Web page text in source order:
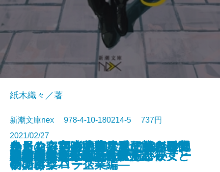
夜空に泳ぐチョコレートグラミー
リバース＆リバース
少しぐらいの嘘は大目に―向田邦
子の言葉―
野の春―流転の海 第九部―
からくり写楽―蔦屋重三郎、最後
の賭け―
地球星人
愛さずにはいられない
絹と明察
さよならの言い方なんて知らな
い。5
残業のあと、朝焼けに佇む彼女と
紙木織々／著
新潮文庫nex 978-4-10-180214-5 737円
2021/02/27
文庫電子書籍あり
いっちみち―乃南アサ短編傑作選
―
生きるとか死ぬとか父親とか
春待ち雑貨店 ぷらんたん
結婚のためなら死んでもいい
鳥居の密室―世界にただひとりの
サンタクロース―
わたし、定時で帰ります。2―打
倒！パワハラ企業編―
富山地方鉄道殺人事件
出版禁止 死刑囚の歌
ふたりぐらし
ペインレス〔上〕―私の痛みを抱
いて―